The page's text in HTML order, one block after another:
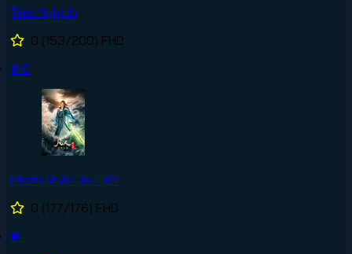
Tiên Nghịch
0 (153/200) FHD
#10
Phàm Nhân Tu Tiên
0 (177/176) FHD
#1